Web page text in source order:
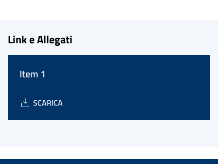
Link e Allegati
Item 1
SCARICA